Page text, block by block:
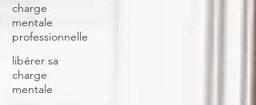
charge
mentale
professionnelle
libérer sa
charge
mentale